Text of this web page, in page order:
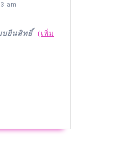
am
บยืนสิทธิ์
(เพิ่ม